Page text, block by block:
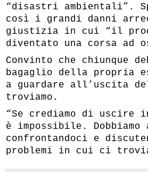
“disastri ambientali”.
così i grandi danni
giustizia in cui “il
diventato una corsa ad
Convinto che chiunque
bagaglio della propria
a guardare all’uscita
troviamo.
“Se crediamo di
è impossibile.
confrontandoci e
problemi in cui ci